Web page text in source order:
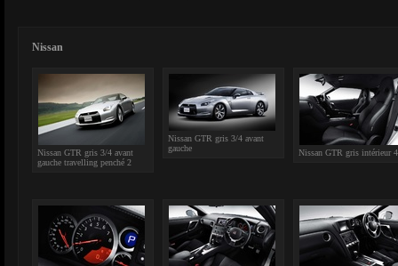
Nissan
Nissan GTR gris 3/4 avant
gauche travelling penché 2
Nissan GTR gris 3/4 avant
gauche
Nissan GTR gris intérieur 4